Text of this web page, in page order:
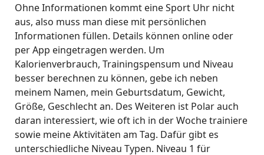
Ohne Informationen kommt eine Sport Uhr nicht
aus, also muss man diese mit persönlichen
Informationen füllen. Details können online oder
per App eingetragen werden. Um
Kalorienverbrauch, Trainingspensum und Niveau
besser berechnen zu können, gebe ich neben
meinem Namen, mein Geburtsdatum, Gewicht,
Größe, Geschlecht an. Des Weiteren ist Polar auch
daran interessiert, wie oft ich in der Woche trainiere
sowie meine Aktivitäten am Tag. Dafür gibt es
unterschiedliche Niveau Typen. Niveau 1 für